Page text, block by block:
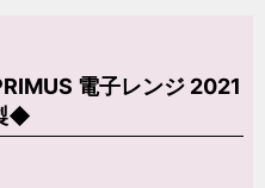
電子レンジ 2021
◆